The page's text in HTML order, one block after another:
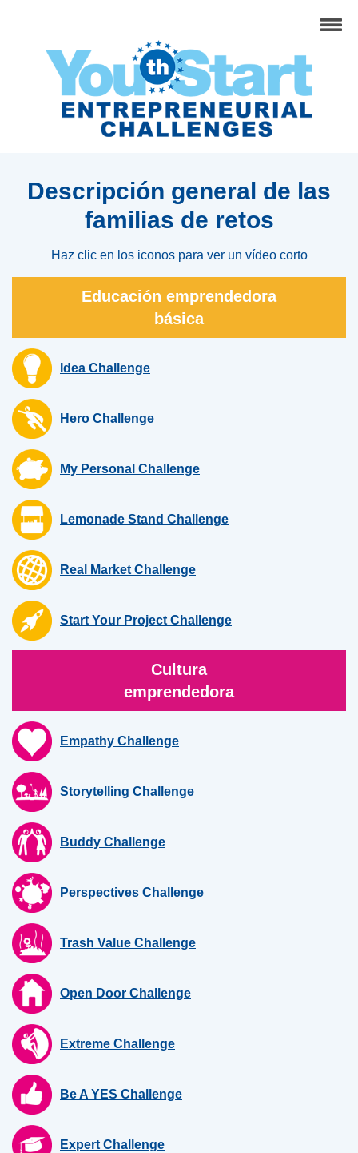
Descripción general de las
familias de retos
Haz clic en los iconos para ver un vídeo corto
Educación emprendedora
básica
Idea Challenge
Hero Challenge
My Personal Challenge
Lemonade Stand Challenge
Real Market Challenge
Start Your Project Challenge
Cultura
emprendedora
Empathy Challenge
Storytelling Challenge
Buddy Challenge
Perspectives Challenge
Trash Value Challenge
Open Door Challenge
Extreme Challenge
Be A YES Challenge
Expert Challenge